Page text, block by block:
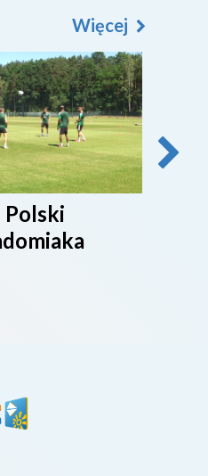
Więcej